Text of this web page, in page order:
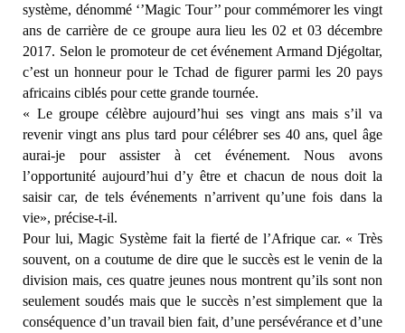
système, dénommé ‘’Magic Tour’’ pour commémorer les vingt
ans de carrière de ce groupe aura lieu les 02 et 03 décembre
2017. Selon le promoteur de cet événement Armand Djégoltar,
c’est un honneur pour le Tchad de figurer parmi les 20 pays
africains ciblés pour cette grande tournée.
« Le groupe célèbre aujourd’hui ses vingt ans mais s’il va
revenir vingt ans plus tard pour célébrer ses 40 ans, quel âge
aurai-je pour assister à cet événement. Nous avons
l’opportunité aujourd’hui d’y être et chacun de nous doit la
saisir car, de tels événements n’arrivent qu’une fois dans la
vie», précise-t-il.
Pour lui, Magic Système fait la fierté de l’Afrique car. « Très
souvent, on a coutume de dire que le succès est le venin de la
division mais, ces quatre jeunes nous montrent qu’ils sont non
seulement soudés mais que le succès n’est simplement que la
conséquence d’un travail bien fait, d’une persévérance et d’une